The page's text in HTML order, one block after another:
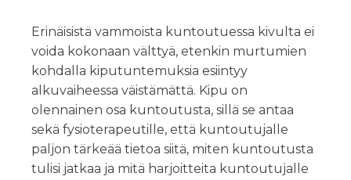
Erinäisistä vammoista kuntoutuessa kivulta ei
voida kokonaan välttyä, etenkin murtumien
kohdalla kiputuntemuksia esiintyy
alkuvaiheessa väistämättä. Kipu on
olennainen osa kuntoutusta, sillä se antaa
sekä fysioterapeutille, että kuntoutujalle
paljon tärkeää tietoa siitä, miten kuntoutusta
tulisi jatkaa ja mitä harjoitteita kuntoutujalle